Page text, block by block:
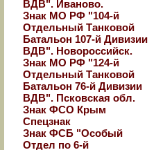
ВДВ". Иваново.
Знак МО РФ "104-й
Отдельный Танковой
Батальон 107-й Дивизии
ВДВ". Новороссийск.
Знак МО РФ "124-й
Отдельный Танковой
Батальон 76-й Дивизии
ВДВ". Псковская обл.
Знак ФСО Крым
Спецзнак
Знак ФСБ "Особый
Отдел по 6-й